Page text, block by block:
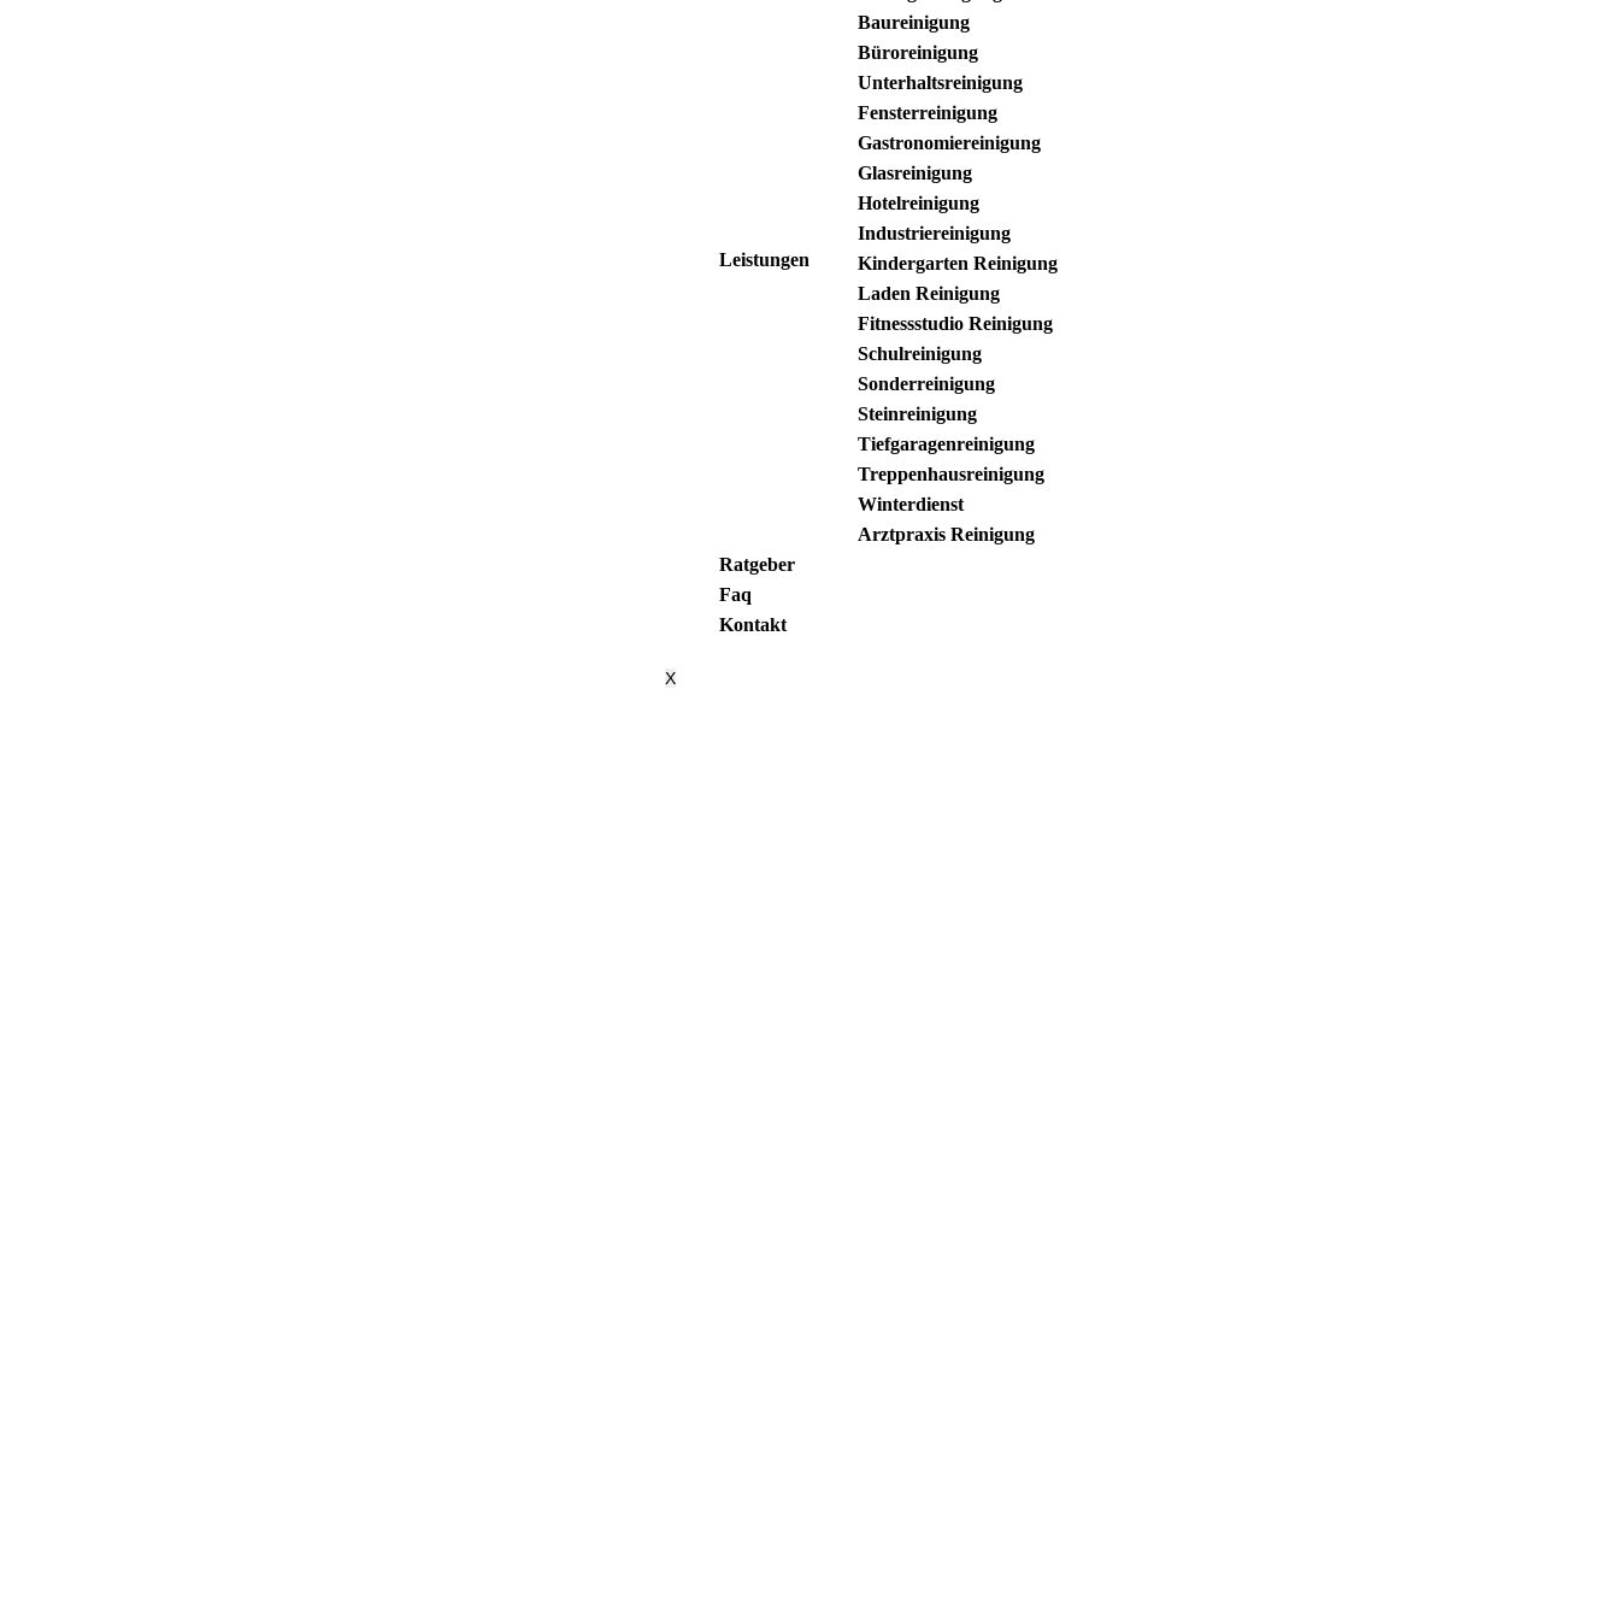
Leistungen
Baureinigung
Büroreinigung
Unterhaltsreinigung
Fensterreinigung
Gastronomiereinigung
Glasreinigung
Hotelreinigung
Industriereinigung
Kindergarten Reinigung
Laden Reinigung
Fitnessstudio Reinigung
Schulreinigung
Sonderreinigung
Steinreinigung
Tiefgaragenreinigung
Treppenhausreinigung
Winterdienst
Arztpraxis Reinigung
Ratgeber
Faq
Kontakt
X